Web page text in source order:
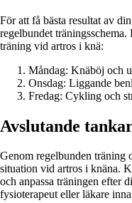
För att få bästa resultat av
regelbundet
träning vid artros i knä:
Måndag: Knäböj och
Onsdag: Liggande
Fredag: Cykling och
Avslutande
Genom regelbunden träning
situation vid artros i knäna.
och anpassa träningen efter
fysioterapeut eller läkare